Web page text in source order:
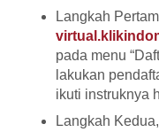
Langkah
pada menu
lakukan
ikuti instruknya
Langkah